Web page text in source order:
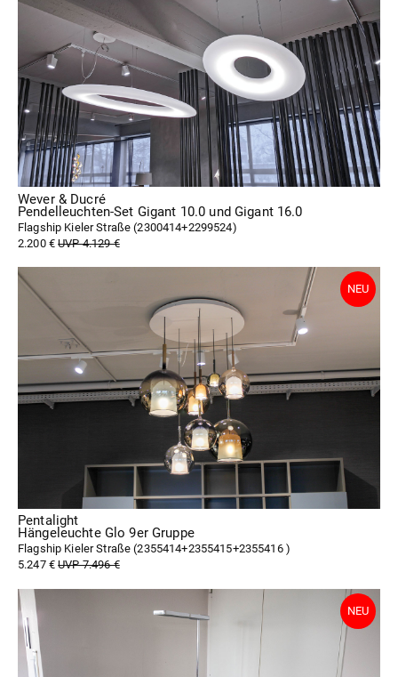
Wever & Ducré
Pendelleuchten-Set Gigant 10.0 und Gigant 16.0
Flagship Kieler Straße (2300414+2299524)
2.200 €UVP 4.129 €
Pentalight
Hängeleuchte Glo 9er Gruppe
Flagship Kieler Straße (2355414+2355415+2355416 )
5.247 €UVP 7.496 €